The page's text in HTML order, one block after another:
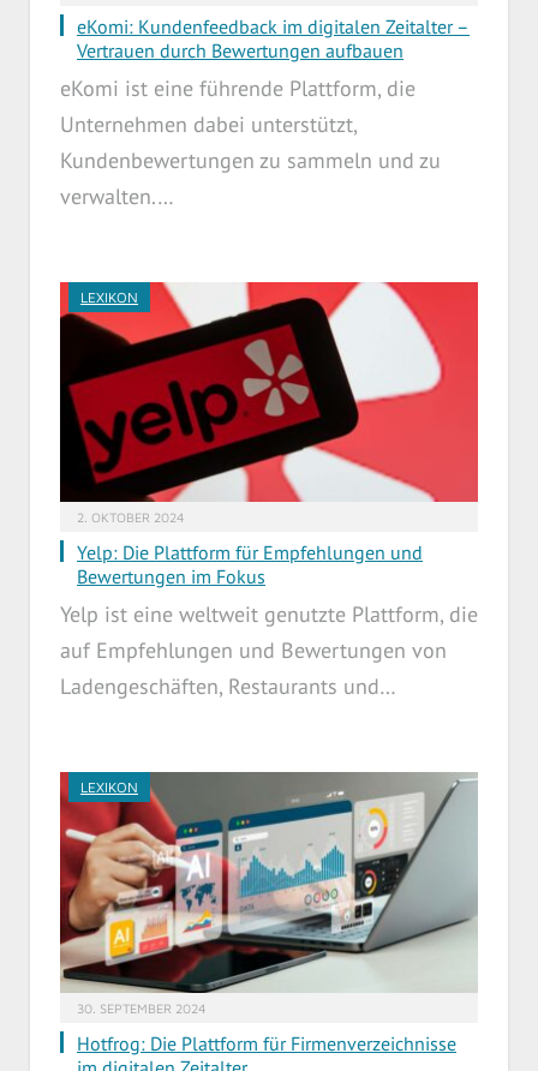
eKomi: Kundenfeedback im digitalen Zeitalter –
Vertrauen durch Bewertungen aufbauen
eKomi ist eine führende Plattform, die
Unternehmen dabei unterstützt,
Kundenbewertungen zu sammeln und zu
verwalten.…
LEXIKON
2. OKTOBER 2024
Yelp: Die Plattform für Empfehlungen und
Bewertungen im Fokus
Yelp ist eine weltweit genutzte Plattform, die
auf Empfehlungen und Bewertungen von
Ladengeschäften, Restaurants und…
LEXIKON
30. SEPTEMBER 2024
Hotfrog: Die Plattform für Firmenverzeichnisse